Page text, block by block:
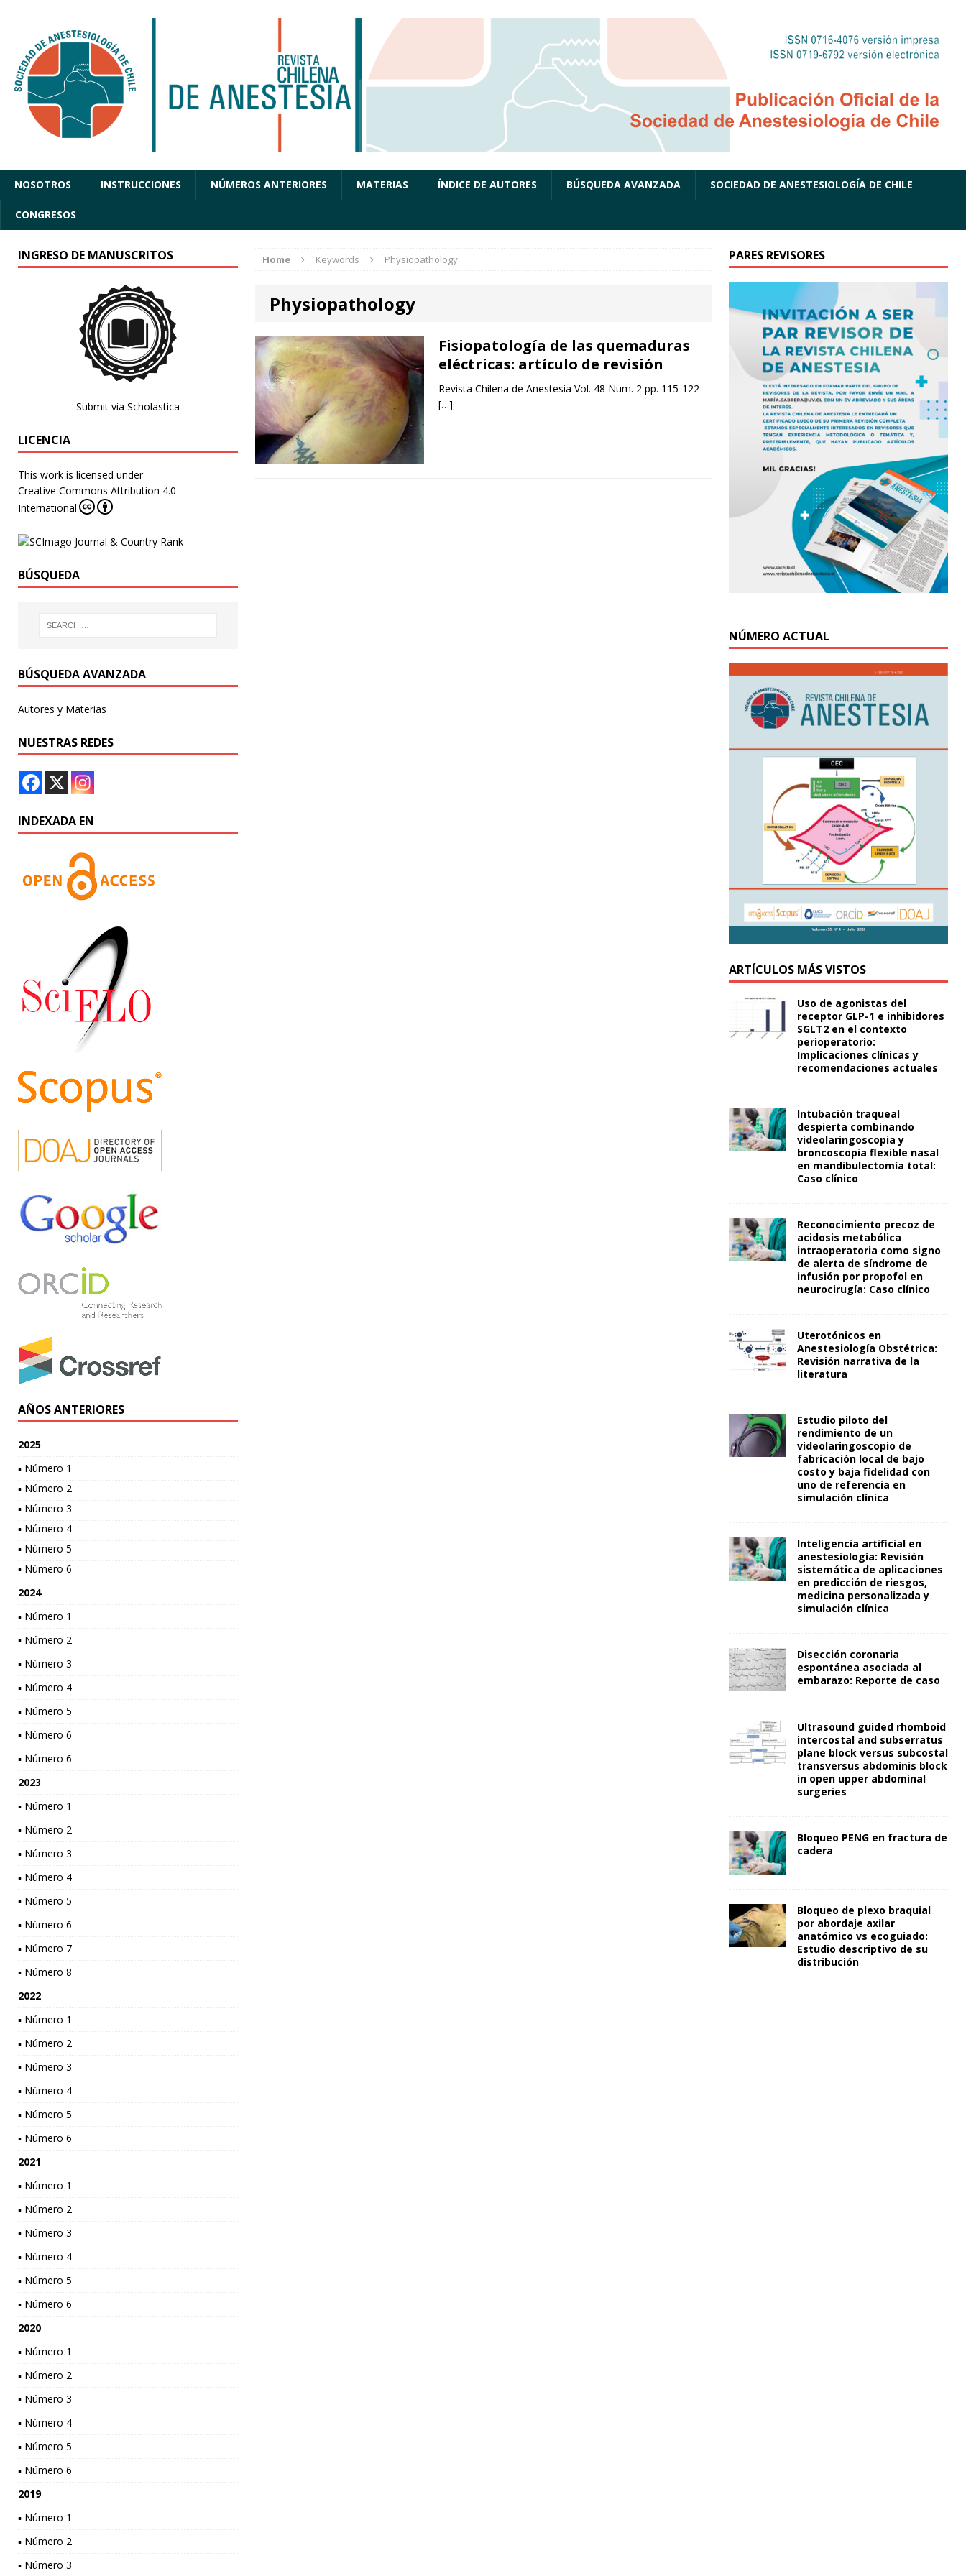
NOSOTROS INSTRUCCIONES NÚMEROS ANTERIORES MATERIAS ÍNDICE DE AUTORES BÚSQUEDA AVANZADA SOCIEDAD DE ANESTESIOLOGÍA DE CHILE
CONGRESOS
Home Keywords Physiopathology
Physiopathology
Fisiopatología de las quemaduras
eléctricas: artículo de revisión
Revista Chilena de Anestesia Vol. 48 Num. 2 pp. 115-122
[…]
INGRESO DE MANUSCRITOS
Submit via Scholastica
LICENCIA
This work is licensed under
Creative Commons Attribution 4.0
International
BÚSQUEDA
BÚSQUEDA AVANZADA
Autores y Materias
NUESTRAS REDES
INDEXADA EN
AÑOS ANTERIORES
2025
▪ Número 1
▪ Número 2
▪ Número 3
▪ Número 4
▪ Número 5
▪ Número 6
2024
▪ Número 1
▪ Número 2
▪ Número 3
▪ Número 4
▪ Número 5
▪ Número 6
▪ Número 6
2023
▪ Número 1
▪ Número 2
▪ Número 3
▪ Número 4
▪ Número 5
▪ Número 6
▪ Número 7
▪ Número 8
2022
▪ Número 1
▪ Número 2
▪ Número 3
▪ Número 4
▪ Número 5
▪ Número 6
2021
▪ Número 1
▪ Número 2
▪ Número 3
▪ Número 4
▪ Número 5
▪ Número 6
2020
▪ Número 1
▪ Número 2
▪ Número 3
▪ Número 4
▪ Número 5
▪ Número 6
2019
▪ Número 1
▪ Número 2
▪ Número 3
PARES REVISORES
NÚMERO ACTUAL
ARTÍCULOS MÁS VISTOS
Uso de agonistas del
receptor GLP-1 e inhibidores
SGLT2 en el contexto
perioperatorio:
Implicaciones clínicas y
recomendaciones actuales
Intubación traqueal
despierta combinando
videolaringoscopia y
broncoscopia flexible nasal
en mandibulectomía total:
Caso clínico
Reconocimiento precoz de
acidosis metabólica
intraoperatoria como signo
de alerta de síndrome de
infusión por propofol en
neurocirugía: Caso clínico
Uterotónicos en
Anestesiología Obstétrica:
Revisión narrativa de la
literatura
Estudio piloto del
rendimiento de un
videolaringoscopio de
fabricación local de bajo
costo y baja fidelidad con
uno de referencia en
simulación clínica
Inteligencia artificial en
anestesiología: Revisión
sistemática de aplicaciones
en predicción de riesgos,
medicina personalizada y
simulación clínica
Disección coronaria
espontánea asociada al
embarazo: Reporte de caso
Ultrasound guided rhomboid
intercostal and subserratus
plane block versus subcostal
transversus abdominis block
in open upper abdominal
surgeries
Bloqueo PENG en fractura de
cadera
Bloqueo de plexo braquial
por abordaje axilar
anatómico vs ecoguiado:
Estudio descriptivo de su
distribución